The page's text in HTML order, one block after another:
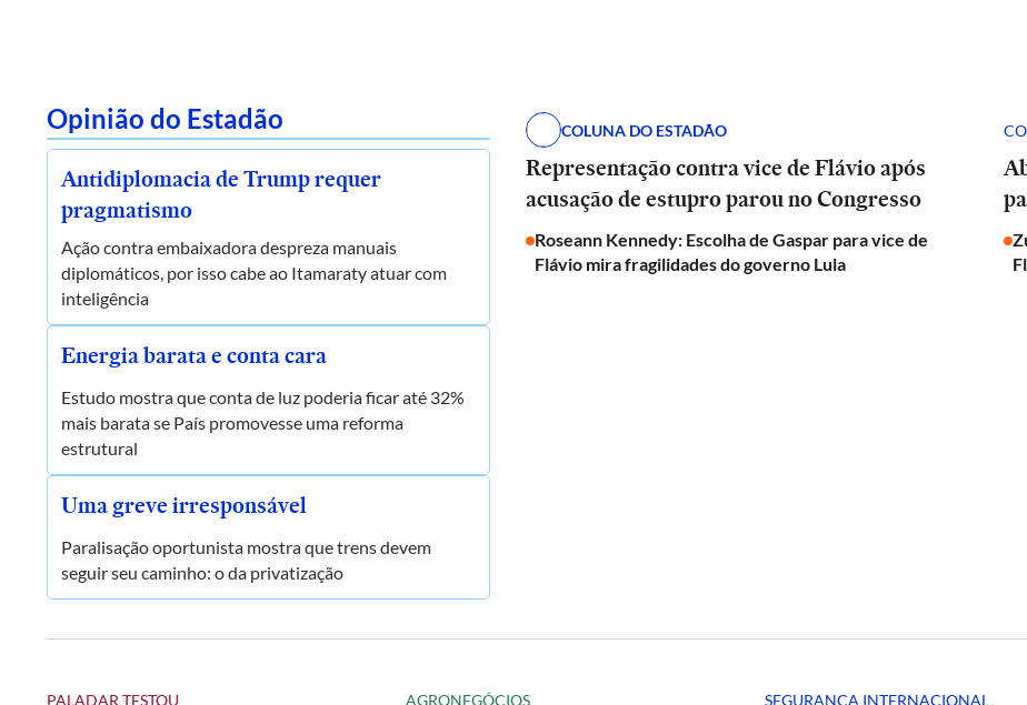
Opinião do Estadão
Antidiplomacia de Trump requer
pragmatismo
Ação contra embaixadora despreza manuais
diplomáticos, por isso cabe ao Itamaraty atuar com
inteligência
Energia barata e conta cara
Estudo mostra que conta de luz poderia ficar até 32%
mais barata se País promovesse uma reforma
estrutural
Uma greve irresponsável
Paralisação oportunista mostra que trens devem
seguir seu caminho: o da privatização
COLUNA DO ESTADÃO
Representação contra vice de Flávio após
acusação de estupro parou no Congresso
Roseann Kennedy: Escolha de Gaspar para vice de
Flávio mira fragilidades do governo Lula
PALADAR TESTOU AGRONEGÓCIOS SEGURANÇA INTERNACIONAL